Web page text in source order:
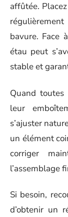
affûtée.
bavure. Face
étau peut
stable et
Quand toutes
leur
s’ajuster
un élément
corriger
l’assemblage
Si besoin,
d’obtenir un